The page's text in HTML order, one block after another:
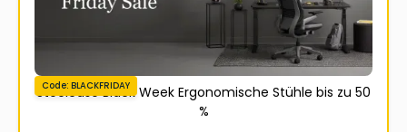
Code: BLACKFRIDAY
Steelcase Black Week Ergonomische Stühle bis zu 50
%